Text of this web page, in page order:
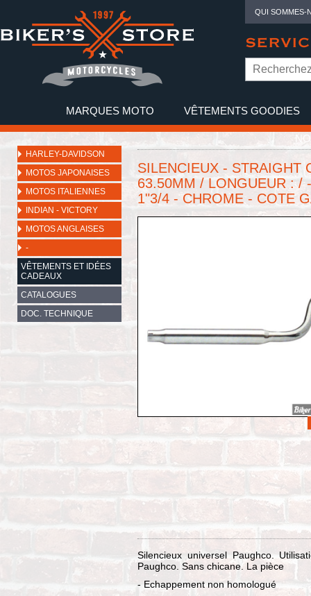
QUI SOMMES-
MARQUES MOTO VÊTEMENTS GOODIES
HARLEY-DAVIDSON
MOTOS JAPONAISES
MOTOS ITALIENNES
INDIAN - VICTORY
MOTOS ANGLAISES
-
VÊTEMENTS ET IDÉES
CADEAUX
CATALOGUES
DOC. TECHNIQUE
SILENCIEUX - STRAIGHT
63.50MM / LONGUEUR : /
1"3/4 - CHROME - COTE
Silencieux universel Paughco.
Paughco. Sans chicane. La pièce
- Echappement non homologué